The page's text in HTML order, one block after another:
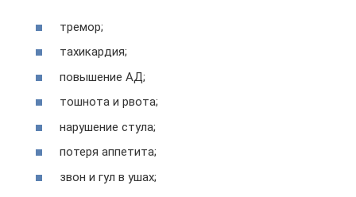
тремор;
тахикардия;
повышение АД;
тошнота и рвота;
нарушение стула;
потеря аппетита;
звон и гул в ушах;